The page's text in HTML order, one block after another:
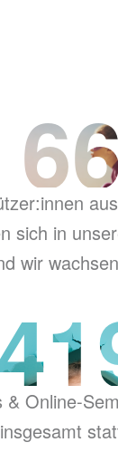
66
sich in
wir
& Online-